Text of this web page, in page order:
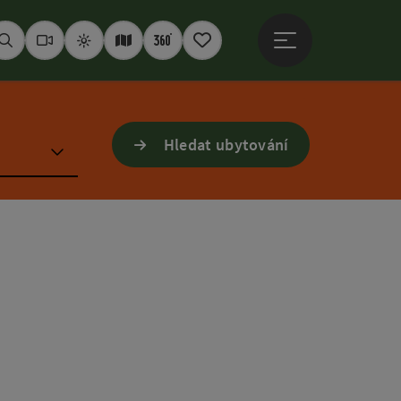
HledatWebkamery
PočasíInteraktivní mapa
360° panoramata
Poznámkový blok
Hledat ubytování